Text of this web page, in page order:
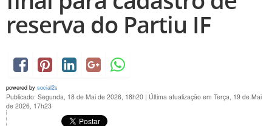
reserva do Partiu IF
powered by social2s
Publicado: Segunda, 18 de Mai de 2026, 18h20 | Última atualização em Terça, 19 de Mai
de 2026, 17h23